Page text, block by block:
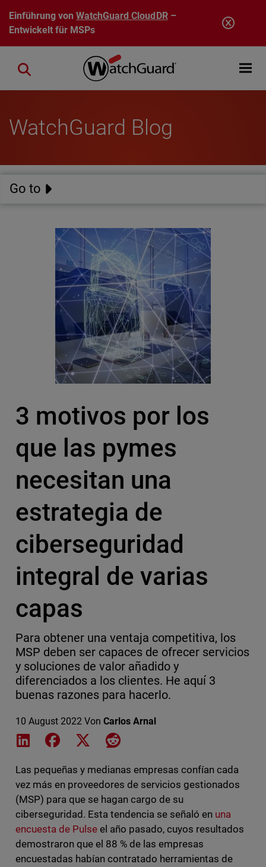
Direkt zum Inhalt
Einführung vonWatchGuard CloudDR–
Entwickelt für MSPs
Open
Close search
WatchGuard Blog
Go to
3 motivos por los
que las pymes
necesitan una
estrategia de
ciberseguridad
integral de varias
capas
Para obtener una ventaja competitiva, los
MSP deben ser capaces de ofrecer servicios
y soluciones de valor añadido y
diferenciados a los clientes. He aquí 3
buenas razones para hacerlo.
10 August 2022 Von Carlos Arnal
Share on LinkedIn
Share on Facebook
Share on XShare on Reddit
Las pequeñas y medianas empresas confían cada
vez más en proveedores de servicios gestionados
(MSP) para que se hagan cargo de su
ciberseguridad. Esta tendencia se señaló en una
encuesta de Pulseel año pasado, cuyos resultados
demostraron que el 88 % de las empresas
encuestadas habían contratado herramientas de